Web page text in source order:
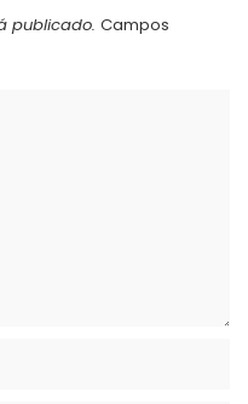
publicado. Campos